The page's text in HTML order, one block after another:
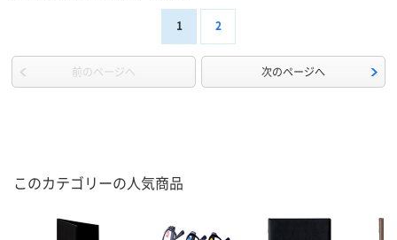
1 2
前のページへ 次のページへ
このカテゴリーの人気商品